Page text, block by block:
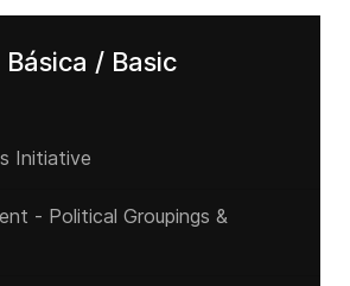
/ Basic
Initiative
- Political Groupings &